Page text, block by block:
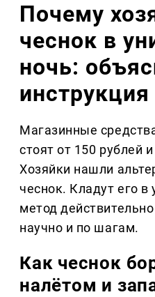
Почему
чеснок в
ночь:
инструкция
Магазинные
стоят от 150 рублей
Хозяйки нашли
чеснок. Кладут его в
метод
научно и по шагам.
Как чеснок
налётом и